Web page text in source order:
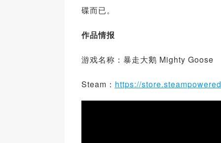
碟而已。
作品情报
游戏名称：暴走大鹅 Mighty Goose
Steam： https://